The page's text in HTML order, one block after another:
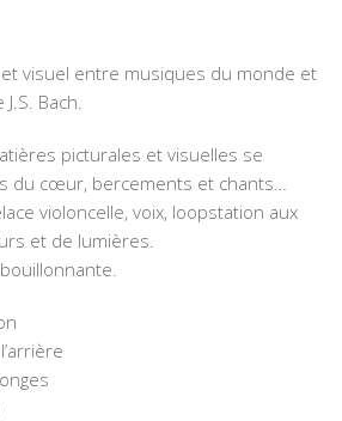
visuel entre musiques du monde et
Bach.
picturales et visuelles se
du cœur, bercements et chants…
violoncelle, voix, loopstation aux
et de lumières.